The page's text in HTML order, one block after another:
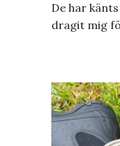
De har
dragit mig